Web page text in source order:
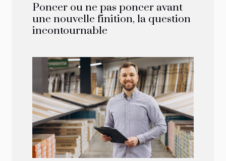
Poncer ou ne pas poncer avant
une nouvelle finition, la question
incontournable